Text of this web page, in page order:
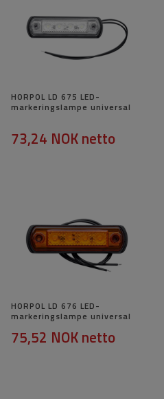
HORPOL LD 675 LED-
markeringslampe universal
73,24 NOKnetto
HORPOL LD 676 LED-
markeringslampe universal
75,52 NOKnetto